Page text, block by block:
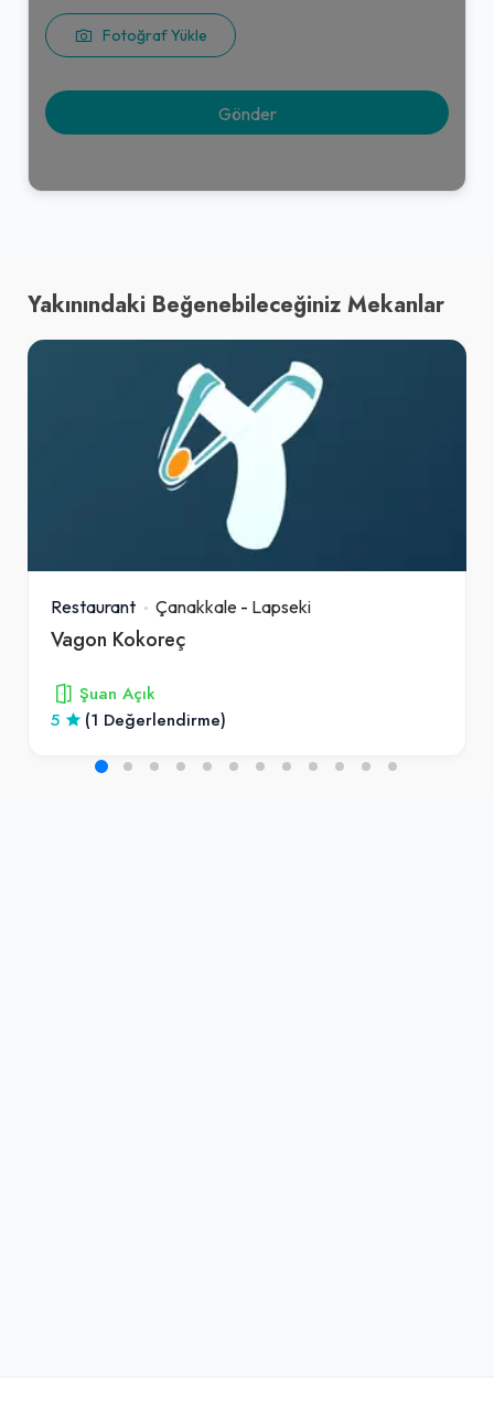
Fotoğraf Yükle
Yakınındaki Beğenebileceğiniz Mekanlar
Restaurant Çanakkale - Lapseki
Vagon Kokoreç
Şuan Açık
5
(1 Değerlendirme)